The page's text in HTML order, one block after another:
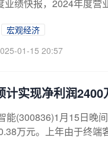
绩快报，2024年度营
宏观经济
01-15 20:57
计实现净利润
能(300836)1月15日晚
万元。上年由于终端